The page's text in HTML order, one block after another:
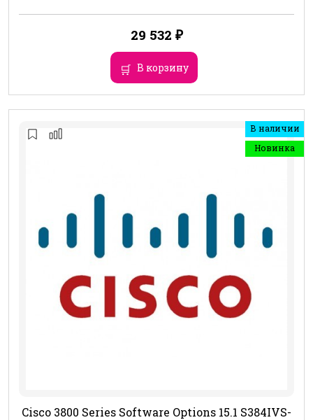
29 532 ₽
В корзину
В наличии
Новинка
Cisco 3800 Series Software Options 15.1 S384IVS-